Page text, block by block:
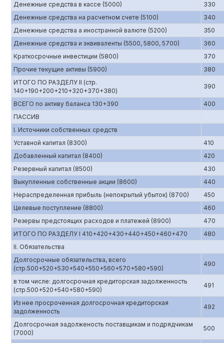
Денежные средства в кассе (5000)
330
Денежные средства на расчетном счете (5100)
340
Денежные средства а иностранной валюте (5200)
350
Денежные средства и эквиваленты (5500, 5800, 5700)
360
Краткосрочные инвестиции (5800)
370
Прочие текущие активы (5900)
380
ИТОГО ПО РАЗДЕЛУ II (стр.
140+190+200+210+320+370+380)
390
ВСЕГО по активу баланса 130+390
400
ПАССИВ
I. Источники собственных средств
Уставной капитал (8300)
410
Добавленный капитал (8400)
420
Резервный капитал (8500)
430
Выкупленные собственные акции (8600)
440
Нераспределенная прибыль (непокрытый убыток) (8700)
450
Целевые поступление (8800)
460
Резервы предстоящих расходов и платежей (8900)
470
ИТОГО ПО РАЗДЕЛУ I 410+420+430+440+450+460+470
480
II. Обязательства
Долгосрочные обязательства, всего
(стр.500+520+530+540+550+560+570+580+590)
490
в том числе: долгосрочная кредиторская задолженность
(стр.500+520+540+580+590)
491
Из нее просроченная долгосрочная кредиторская
задолженность
492
Долгосрочная эадолженость поставщикам и подрядчикам
(7000)
500